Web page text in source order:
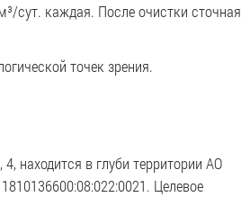
сут. каждая. После очистки сточная
точек зрения.
находится в глуби территории АО
Целевое